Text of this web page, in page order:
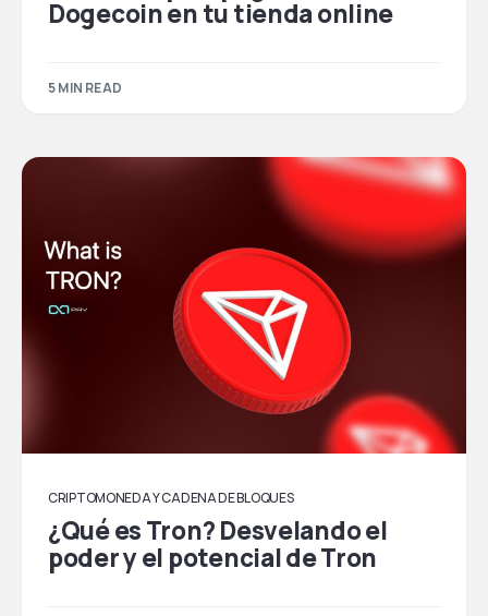
Dogecoin en tu tienda online
5 MIN READ
CRIPTOMONEDA Y CADENA DE BLOQUES
¿Qué es Tron? Desvelando el
poder y el potencial de Tron